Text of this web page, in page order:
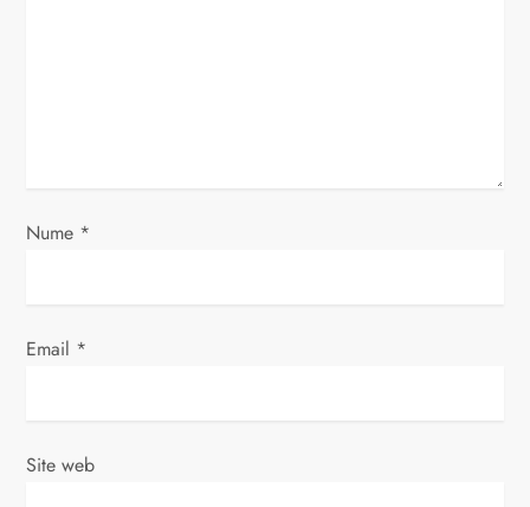
c
l
Nume *
Email *
Site web